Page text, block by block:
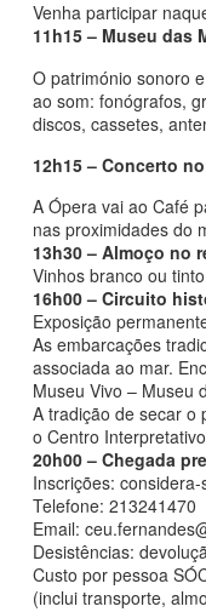
Venha participar
11h15 – Museu das
O património sonoro
ao som: fonógrafos,
discos, cassetes,
12h15 – Concerto
A Ópera vai ao Café
nas proximidades do
13h30 – Almoço no
Vinhos branco ou
16h00 – Circuito
Exposição
As embarcações
associada ao mar.
Museu Vivo – Museu
A tradição de secar o
o Centro
20h00 – Chegada
Inscrições:
Telefone: 213241470
Email:
Desistências:
Custo por pessoa
(inclui transporte,